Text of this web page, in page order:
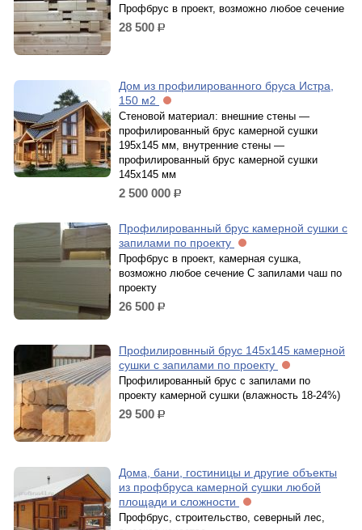
Профбрус в проект, возможно любое сечение
28 500 р.
Дом из профилированного бруса Истра,
150 м2
Стеновой материал: внешние стены —
профилированный брус камерной сушки
195х145 мм, внутренние стены —
профилированный брус камерной сушки
145х145 мм
2 500 000 р.
Профилированный брус камерной сушки с
запилами по проекту
Профбрус в проект, камерная сушка,
возможно любое сечение С запилами чаш по
проекту
26 500 р.
Профилировнный брус 145х145 камерной
сушки с запилами по проекту
Профилированный брус с запилами по
проекту камерной сушки (влажность 18-24%)
29 500 р.
Дома, бани, гостиницы и другие объекты
из профбруса камерной сушки любой
площади и сложности
Профбрус, строительство, северный лес,